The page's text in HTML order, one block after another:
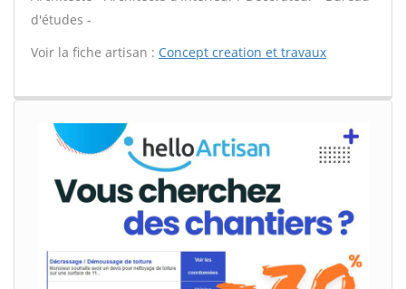
d'études -
Voir la fiche artisan : Concept creation et travaux